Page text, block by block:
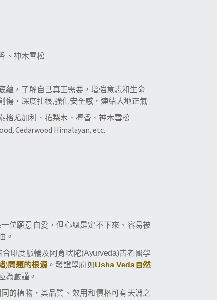
、神木雪松
蘊，了解自己真正需要，增強意志和生命
傷，深度扎根,強化安全感，連結大地正氣
格尤加利、 花梨木、 檀香、 神木雪松
Cedarwood Himalayan, etc.
位願意自愛，但心總是定不下來、容易被
。
印度脈輪及阿育吠陀(Ayurveda)古老醫學
)問題的根源 。發證學府如Usha Veda自然
為嚴謹。
的植物，其品質、效用和價格可有天淵之